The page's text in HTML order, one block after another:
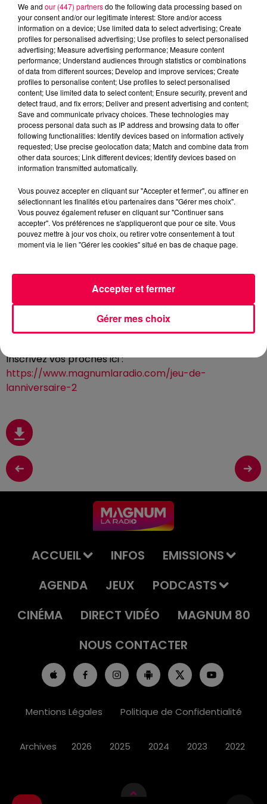
Jeu de l'anniversaire
Anniversaire
Club Magnum
Magnum la Radio
Magnum
Radio
Vosges
Meurthe et Moselle
Haute Marne
Alsace
Meuse Grand Est
Fred
Retrouvez le Jeu de l'Anniversaire chaque matin
à 09h35 dans Club Magnum
0:00 2 min 50 sec
29 juin 2026 - 2 min 50 sec
(CLUB MAGNUM) LE JEU DE L'ANNIVERSAIRE
DU LUNDI 29 JUIN
Inscrivez vos proches ici :
https://www.magnumlaradio.com/jeu-de-
lanniversaire-2
ACCUEIL INFOS
EMISSIONS
AGENDA
JEUX
PODCASTS
CINÉMA
DIRECT VIDÉO
MAGNUM 80
NOUS CONTACTER
Mentions Légales Politique de Confidentialité
Archives 2026 2025 2024 2023 2022
We and our (447) partnersdo the following data processing based on
your consent and/or our legitimate interest: Store and/or access
information on a device; Use limited data to select advertising; Create
profiles for personalised advertising; Use profiles to select personalised
advertising; Measure advertising performance; Measure content
performance; Understand audiences through statistics or combinations
of data from different sources; Develop and improve services; Create
profiles to personalise content; Use profiles to select personalised
content; Use limited data to select content; Ensure security, prevent and
detect fraud, and fix errors; Deliver and present advertising and content;
Save and communicate privacy choices. These technologies may
process personal data such as IP address and browsing data to offer
following functionalities: Identify devices based on information actively
requested; Use precise geolocation data; Match and combine data from
other data sources; Link different devices; Identify devices based on
information transmitted automatically.
Vous pouvez accepter en cliquant sur "Accepter et fermer", ou affiner en
sélectionnant les finalités et/ou partenaires dans "Gérer mes choix".
Vous pouvez également refuser en cliquant sur "Continuer sans
accepter". Vos préférences ne s'appliqueront que pour ce site. Vous
pouvez mettre à jour vos choix, ou retirer votre consentement à tout
moment via le lien "Gérer les cookies" situé en bas de chaque page.
Gérer mes choix
Accepter et fermer